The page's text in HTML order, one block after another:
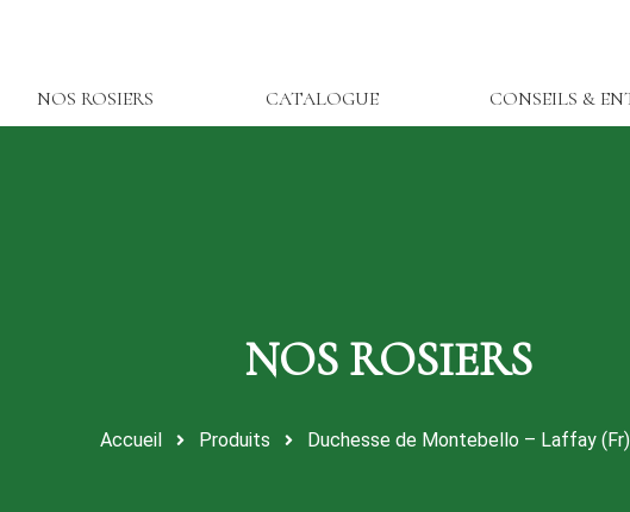
NOS ROSIERS CATALOGUE CONSEILS &
Accueil Produits Duchesse de Montebello – Laffay